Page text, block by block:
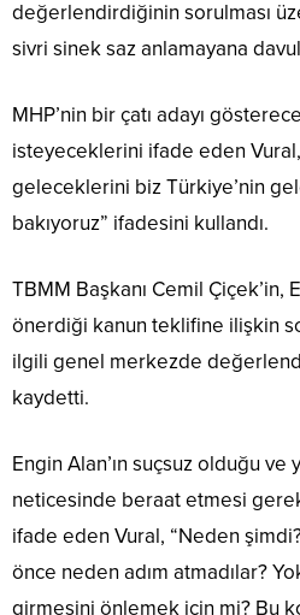
değerlendirdiğinin sorulması
sivri sinek saz anlamayana
MHP’nin bir çatı adayı
isteyeceklerini ifade eden
geleceklerini biz Türkiye’nin
bakıyoruz” ifadesini kullandı.
TBMM Başkanı Cemil Çiçek’in,
önerdiği kanun teklifine ilişkin
ilgili genel merkezde
kaydetti.
Engin Alan’ın suçsuz olduğu ve
neticesinde beraat etmesi
ifade eden Vural, “Neden
önce neden adım atmadılar?
girmesini önlemek için mi? Bu